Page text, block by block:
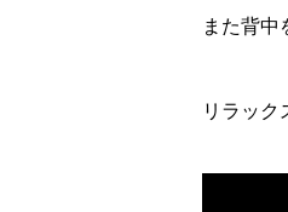
また背中
リラック